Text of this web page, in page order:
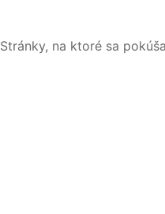
Stránky, na ktoré sa